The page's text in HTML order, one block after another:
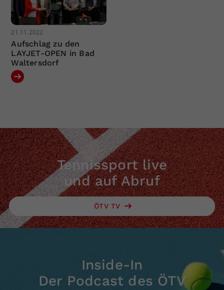
21.11.2022
Aufschlag zu den
LAYJET-OPEN in Bad
Waltersdorf
Tennissport live
und auf Abruf
ÖTV TV
Inside-In
Der Podcast des ÖTV